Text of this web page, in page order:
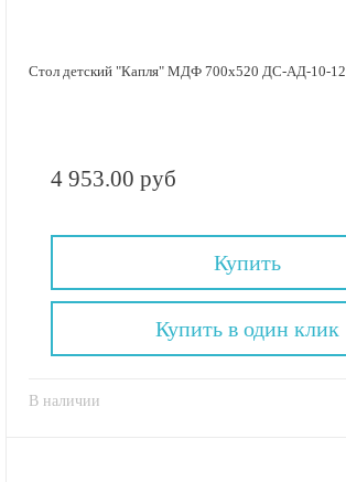
Стол детский "Капля" МДФ 700х520 ДС-АД-10-12
4 953.00 руб
Купить
В наличии
Купить в один клик